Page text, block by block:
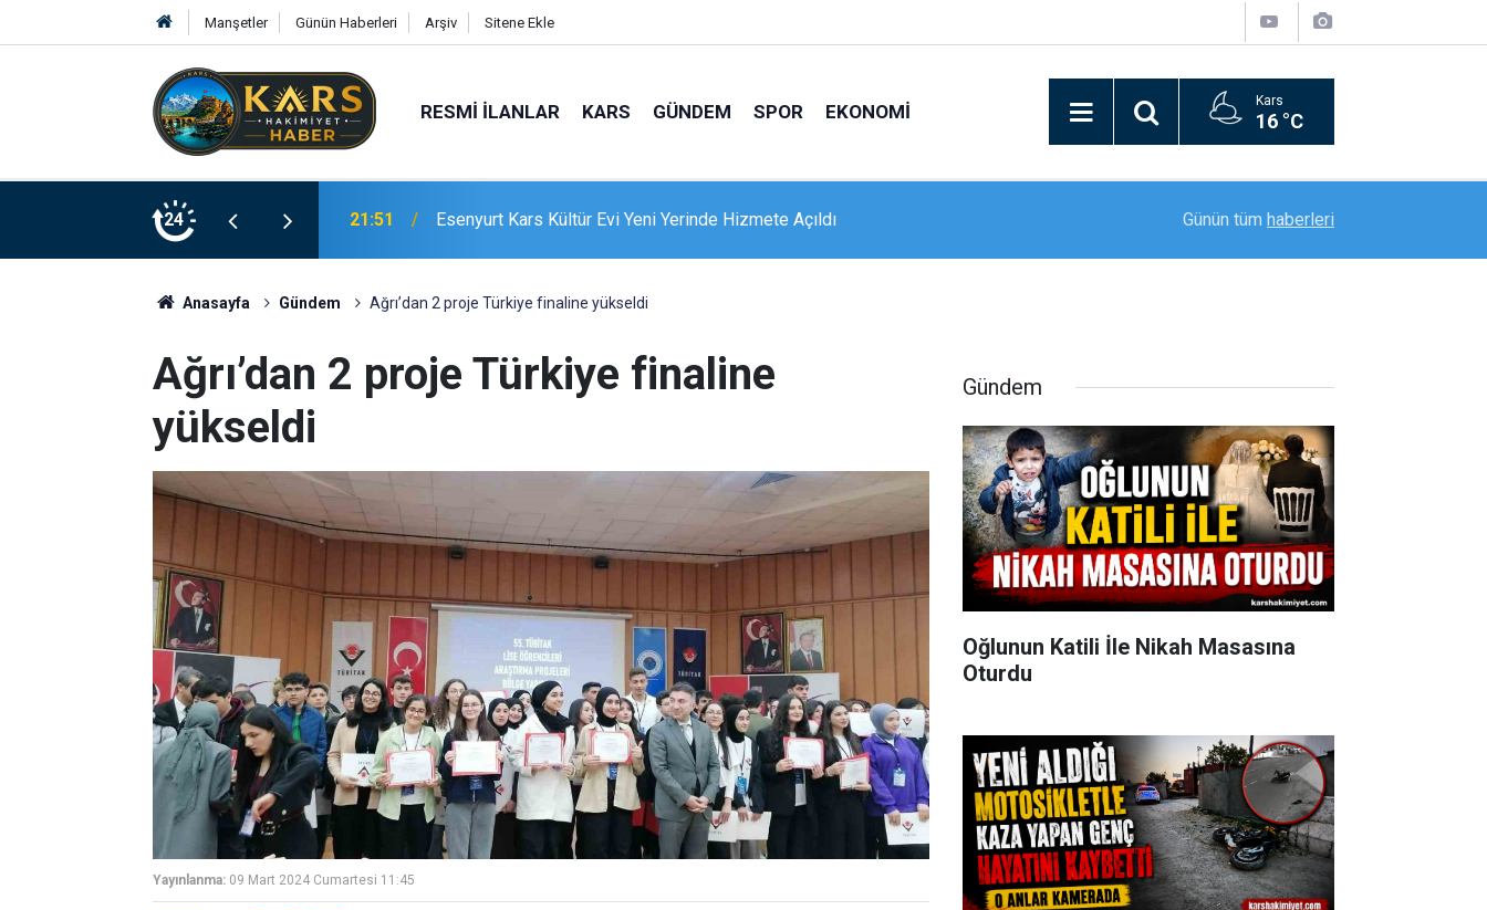
Manşetler Günün Haberleri Arşiv Sitene Ekle
RESMI İLANLAR KARS GÜNDEM SPOR EKONOMI Kars
16 °C
24
Hizmete Açıldı 21:19
merdivenle kurtardı
Bitlis’in kurtuluşunun 110. yılı coşkusu kortej
Günün tüm haberleri
Anasayfa Gündem Ağrı’dan 2 proje Türkiye finaline yükseldi
Ağrı’dan 2 proje Türkiye finaline
yükseldi
Yayınlanma: 09 Mart 2024 Cumartesi 11:45
Gündem
Oğlunun Katili İle Nikah Masasına
Oturdu